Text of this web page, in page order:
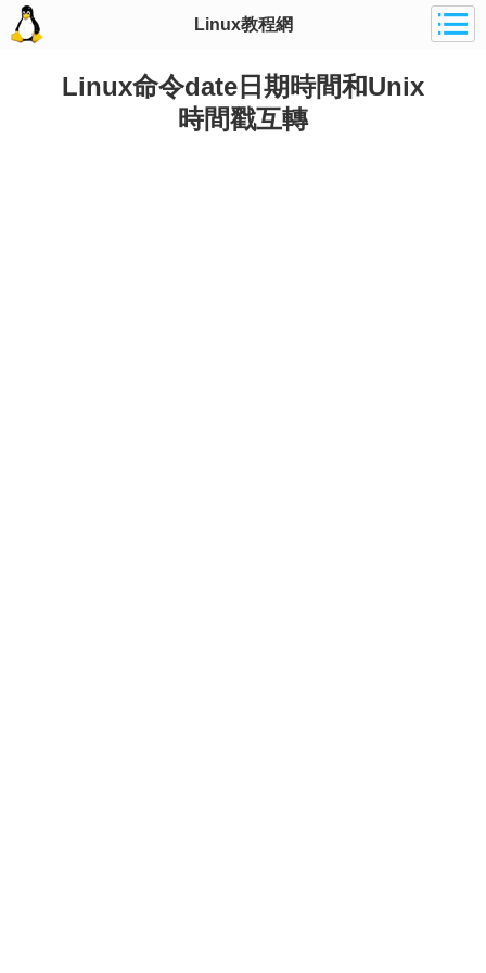
Linux教程網
Linux命令date日期時間和Unix
時間戳互轉